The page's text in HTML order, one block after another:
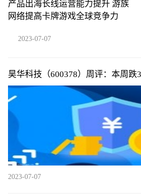
产品出海长线运营能力提升 游族
网络提高卡牌游戏全球竞争力
2023-07-07
昊华科技（600378）周评：本周跌
计净流出1578.27万元
2023-07-07